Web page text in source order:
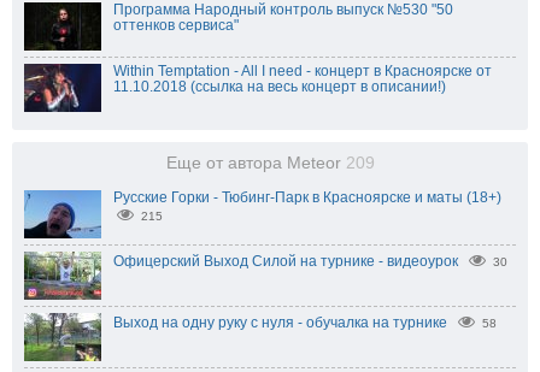
Программа Народный контроль выпуск №530 "50
оттенков сервиса"
Within Temptation - All I need - концерт в Красноярске от
11.10.2018 (ссылка на весь концерт в описании!)
Еще от автора Meteor 209
Русские Горки - Тюбинг-Парк в Красноярске и маты (18+)
215
Офицерский Выход Силой на турнике - видеоурок 30
Выход на одну руку с нуля - обучалка на турнике 58